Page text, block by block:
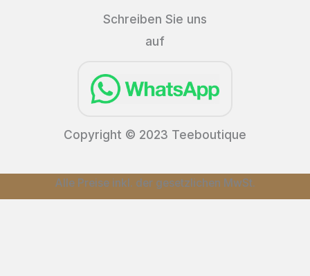
Schreiben Sie uns
auf
Copyright © 2023 Teeboutique
Alle Preise inkl. der gesetzlichen MwSt.